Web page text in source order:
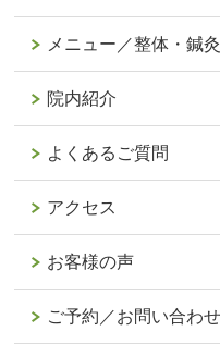
メニュー／整体・鍼灸
院内紹介
よくあるご質問
アクセス
お客様の声
ご予約／お問い合わせ